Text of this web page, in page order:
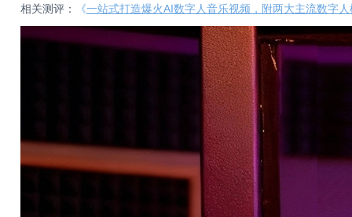
相关测评： 《一站式打造爆火AI数字人音乐视频，附两大主流数字